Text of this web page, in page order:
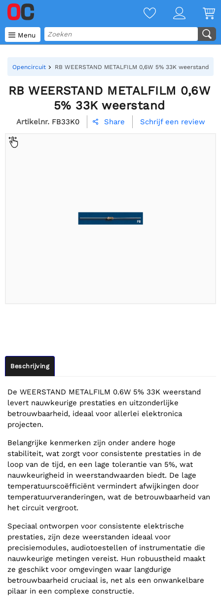
 Menu
Opencircuit RB WEERSTAND METALFILM 0,6W 5% 33K weerstand
RB WEERSTAND METALFILM 0,6W
5% 33K weerstand
Artikelnr. FB33K0  Share Schrijf een review
Beschrijving
De WEERSTAND METALFILM 0.6W 5% 33K weerstand
levert nauwkeurige prestaties en uitzonderlijke
betrouwbaarheid, ideaal voor allerlei elektronica
projecten.
Belangrijke kenmerken zijn onder andere hoge
stabiliteit, wat zorgt voor consistente prestaties in de
loop van de tijd, en een lage tolerantie van 5%, wat
nauwkeurigheid in weerstandwaarden biedt. De lage
temperatuurscoëfficiënt vermindert afwijkingen door
temperatuurveranderingen, wat de betrouwbaarheid van
het circuit vergroot.
Speciaal ontworpen voor consistente elektrische
prestaties, zijn deze weerstanden ideaal voor
precisiemodules, audiotoestellen of instrumentatie die
nauwkeurige metingen vereist. Hun robuustheid maakt
ze geschikt voor omgevingen waar langdurige
betrouwbaarheid cruciaal is, net als een onwankelbare
pilaar in een complexe constructie.